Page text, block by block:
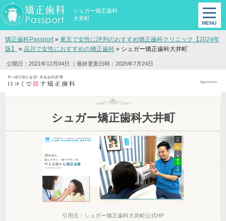
シュガー矯正歯科
大井町
矯正歯科Passport» 東京で女性に評判のおすすめ矯正歯科クリニック【2024年
版】
» 品川で女性におすすめの矯正歯科 » シュガー矯正歯科大井町
公開日：2021年12月04日 ｜最終更新日時：2025年7月24日
シュガー矯正歯科大井町
引用元：シュガー矯正歯科大井町公式HP